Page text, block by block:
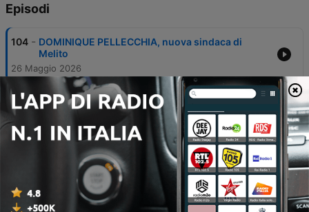
Episodi
104 - DOMINIQUE PELLECCHIA, nuova sindaca di
Melito
26 Maggio 2026
103 - LUIGI SARNATARO, undici anni da Sindaco di
Mugnano
DON LUIGI MEROLA: Una Vita per i Giovani
101 - Caso Domenico Caliendo: parla l'Avvocato
Petruzzi